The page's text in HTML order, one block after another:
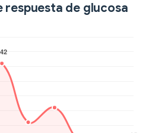
respuesta de glucosa